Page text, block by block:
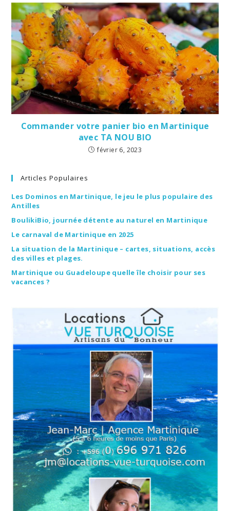
Commander votre panier bio en Martinique
avec TA NOU BIO
février 6, 2023
Articles Populaires
Les Dominos en Martinique, le jeu le plus populaire des
Antilles
BoulikiBio, journée détente au naturel en Martinique
Le carnaval de Martinique en 2025
La situation de la Martinique – cartes, situations, accès
des villes et plages.
Martinique ou Guadeloupe quelle île choisir pour ses
vacances ?